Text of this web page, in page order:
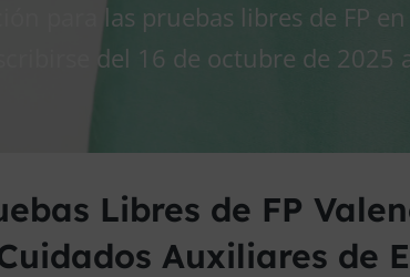
para las pruebas libres de FP
del 16 de octubre de 2025
Libres de FP
Auxiliares de